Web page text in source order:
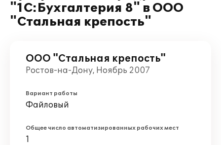
"1С:Бухгалтерия 8" в ООО
"Стальная крепость"
ООО "Стальная крепость"
Ростов-на-Дону, Ноябрь 2007
Вариант работы
Файловый
Общее число автоматизированных рабочих мест
1